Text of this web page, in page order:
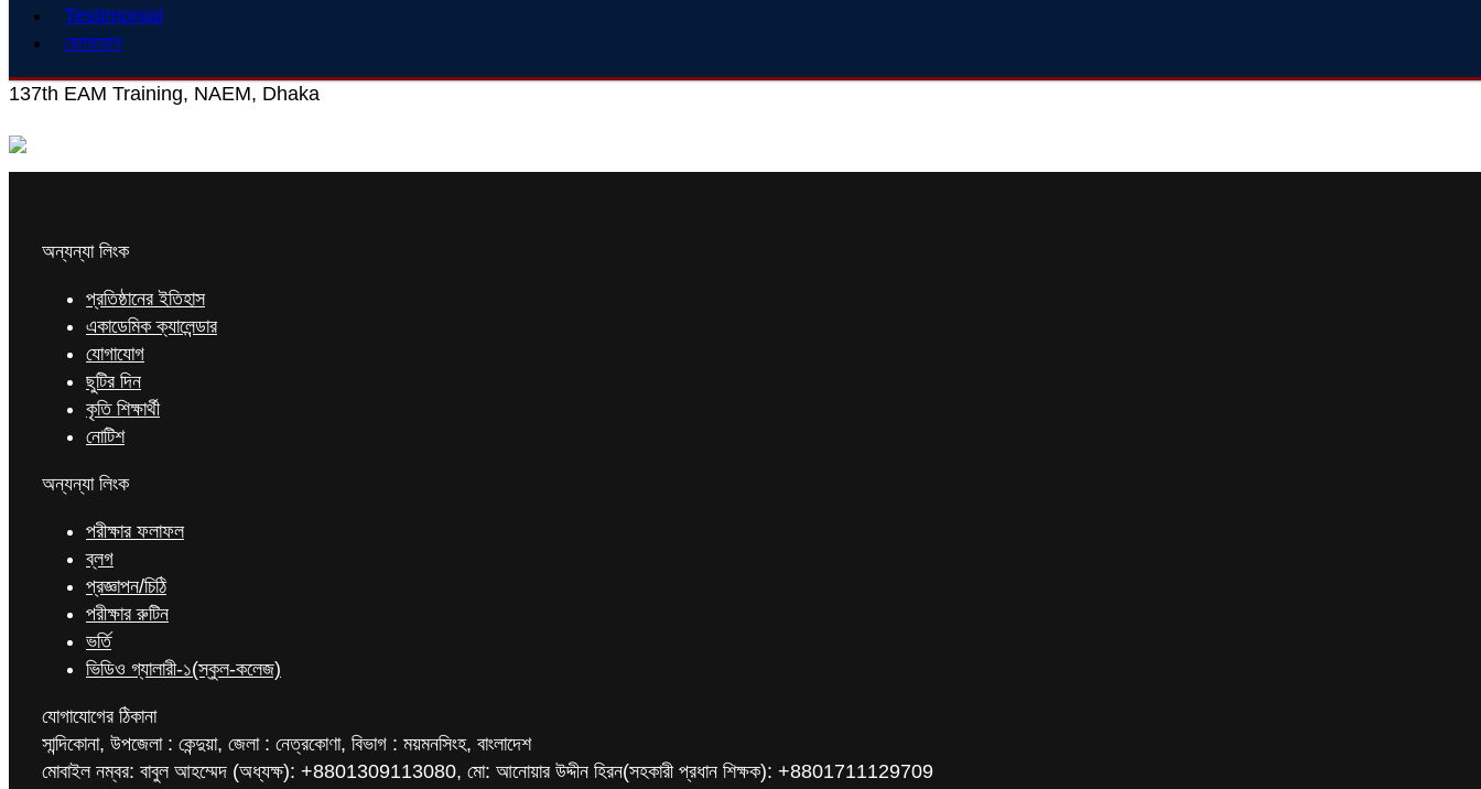
Testimonial
যোগাযোগ
137th EAM Training, NAEM, Dhaka
অন্যন্যা লিংক
প্রতিষ্ঠানের ইতিহাস
একাডেমিক ক্যালেন্ডার
যোগাযোগ
ছুটির দিন
কৃতি শিক্ষার্থী
নোটিশ
অন্যন্যা লিংক
পরীক্ষার ফলাফল
ব্লগ
প্রজ্ঞাপন/চিঠি
পরীক্ষার রুটিন
ভর্তি
ভিডিও গ্যালারী-১(স্কুল-কলেজ)
যোগাযোগের ঠিকানা
সান্দিকোনা, উপজেলা : কেন্দুয়া, জেলা : নেত্রকোণা, বিভাগ : ময়মনসিংহ, বাংলাদেশ
মোবাইল নম্বর: বাবুল আহম্মেদ (অধ্যক্ষ): +8801309113080, মো: আনোয়ার উদ্দীন হিরন(সহকারী প্রধান শিক্ষক): +8801711129709